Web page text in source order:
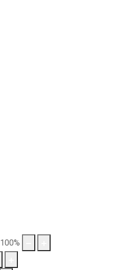
100%